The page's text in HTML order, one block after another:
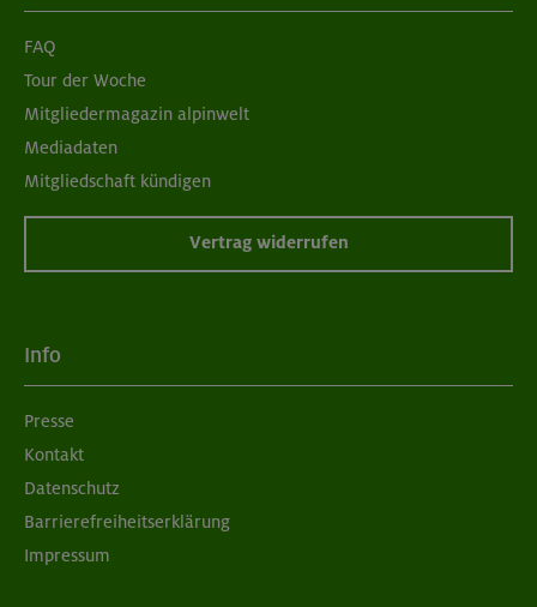
FAQ
Tour der Woche
Mitgliedermagazin alpinwelt
Mediadaten
Mitgliedschaft kündigen
Vertrag widerrufen
Info
Presse
Kontakt
Datenschutz
Barrierefreiheitserklärung
Impressum